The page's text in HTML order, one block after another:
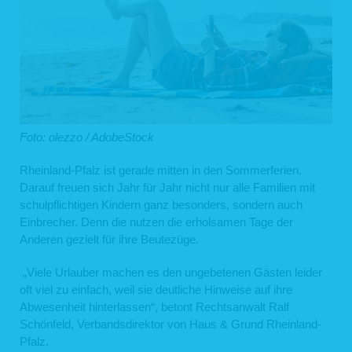
Foto: olezzo / AdobeStock
Rheinland-Pfalz ist gerade mitten in den Sommerferien.
Darauf freuen sich Jahr für Jahr nicht nur alle Familien mit
schulpflichtigen Kindern ganz besonders, sondern auch
Einbrecher. Denn die nutzen die erholsamen Tage der
Anderen gezielt für ihre Beutezüge.
„Viele Urlauber machen es den ungebetenen Gästen leider
oft viel zu einfach, weil sie deutliche Hinweise auf ihre
Abwesenheit hinterlassen“, betont Rechtsanwalt Ralf
Schönfeld, Verbandsdirektor von Haus & Grund Rheinland-
Pfalz.